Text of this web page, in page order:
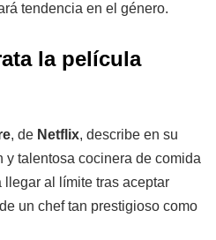
tendencia en el género.
la película
, de Netflix, describe en su
talentosa cocinera de comida
al límite tras aceptar
un chef tan prestigioso como